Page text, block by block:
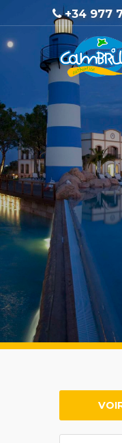
+34 977